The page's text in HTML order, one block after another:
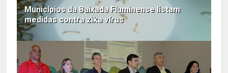
Municípios da Baixada Fluminense listam
medidas contra zika vírus